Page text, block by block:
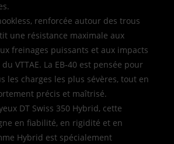
renforcée autour des trous
une résistance maximale aux
freinages puissants et aux impacts
VTTAE. La EB‑40 est pensée pour
les charges les plus sévères, tout en
précis et maîtrisé.
DT Swiss 350 Hybrid, cette
en fiabilité, en rigidité et en
Hybrid est spécialement